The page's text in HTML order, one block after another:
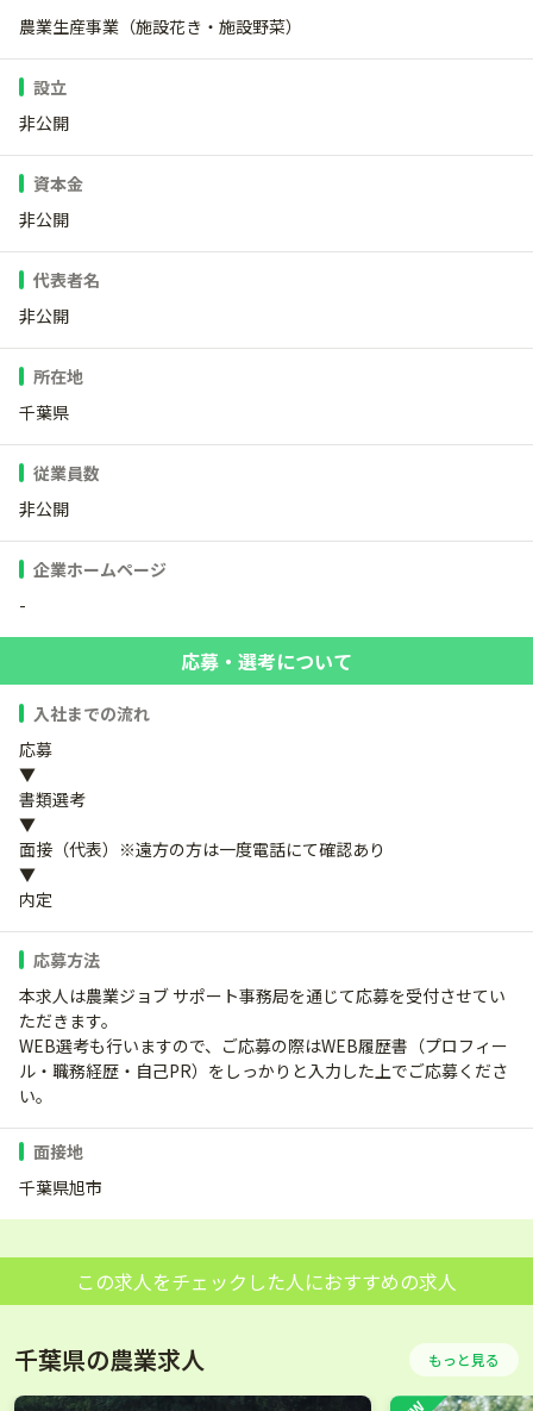
農業生産事業（施設花き・施設野菜）
設立
非公開
資本金
非公開
代表者名
非公開
所在地
千葉県
従業員数
非公開
企業ホームページ
-
応募・選考について
入社までの流れ
応募
▼
書類選考
▼
面接（代表）※遠方の方は一度電話にて確認あり
▼
内定
応募方法
本求人は農業ジョブ サポート事務局を通じて応募を受付させてい
ただきます。
WEB選考も行いますので、ご応募の際はWEB履歴書（プロフィー
ル・職務経歴・自己PR）をしっかりと入力した上でご応募くださ
い。
面接地
千葉県旭市
この求人をチェックした人におすすめの求人
千葉県の農業求人 もっと見る